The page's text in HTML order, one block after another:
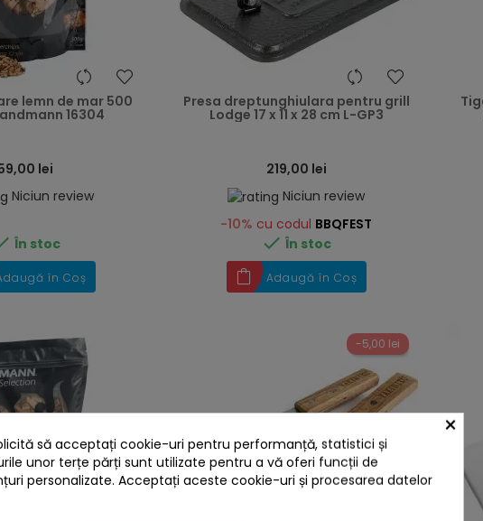
heart
lemn de mar 500
16304
lei
Niciun review
În stoc
în Coș
heart
Presa dreptunghiulara pentru grill
Lodge 17 x 11 x 28 cm L-GP3
219,00 lei
Niciun review
-10% cu codul BBQFEST
 În stoc
Adaugă în Coș
-5,00 lei
×
să acceptați cookie-uri pentru performanță, statistici și
unor terțe părți sunt utilizate pentru a vă oferi funcții de
personalizate. Acceptați aceste cookie-uri și procesarea datelor